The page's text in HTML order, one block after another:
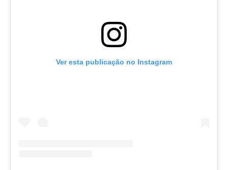
Ver esta publicação no Instagram